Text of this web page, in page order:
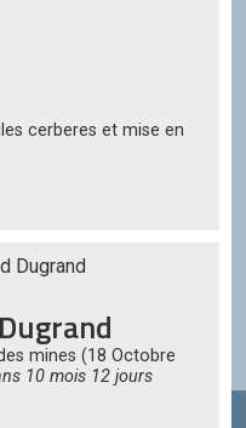
cerberes et mise en
mines (18 Octobre
10 mois 12 jours